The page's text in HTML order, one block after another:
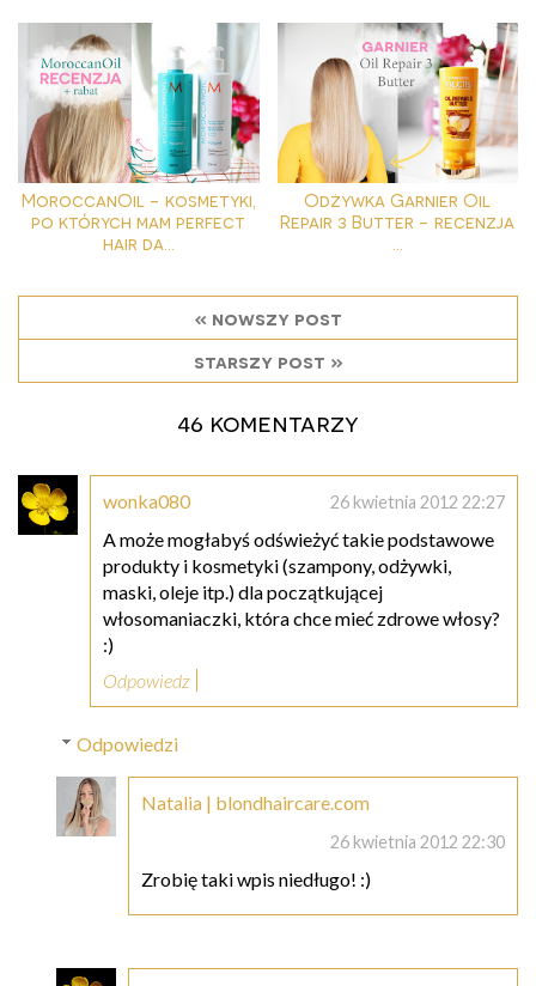
MoroccanOil - kosmetyki,
po których mam perfect
hair da...
Odżywka Garnier Oil
Repair 3 Butter - recenzja
« nowszy post
starszy post »
46 komentarzy
wonka080 26 kwietnia 2012 22:27
A może mogłabyś odświeżyć takie podstawowe
produkty i kosmetyki (szampony, odżywki,
maski, oleje itp.) dla początkującej
włosomaniaczki, która chce mieć zdrowe włosy?
:)
Odpowiedz
Odpowiedzi
Natalia | blondhaircare.com
26 kwietnia 2012 22:30
Zrobię taki wpis niedługo! :)